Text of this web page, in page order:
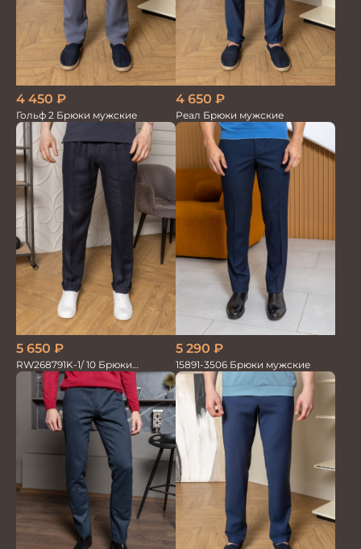
4 450 ₽
Гольф 2 Брюки мужские
4 650 ₽
Реал Брюки мужские
5 650 ₽
RW268791K-1/ 10 Брюки
мужские т.син. 100% Лён
5 290 ₽
15891-3506 Брюки мужские